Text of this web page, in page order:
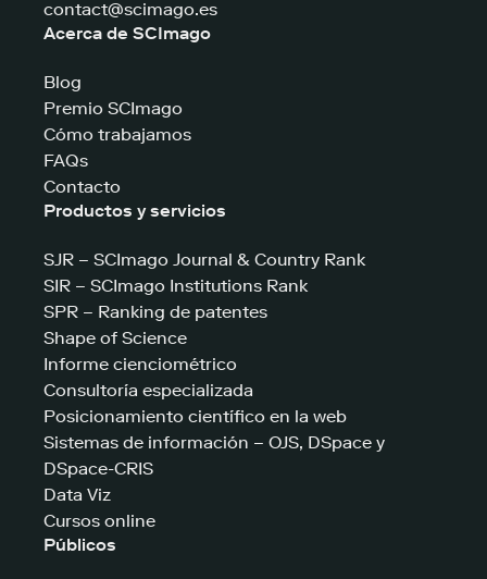
contact@scimago.es
Acerca de SCImago
Blog
Premio SCImago
Cómo trabajamos
FAQs
Contacto
Productos y servicios
SJR – SCImago Journal & Country Rank
SIR – SCImago Institutions Rank
SPR – Ranking de patentes
Shape of Science
Informe cienciométrico
Consultoría especializada
Posicionamiento científico en la web
Sistemas de información – OJS, DSpace y
DSpace-CRIS
Data Viz
Cursos online
Públicos